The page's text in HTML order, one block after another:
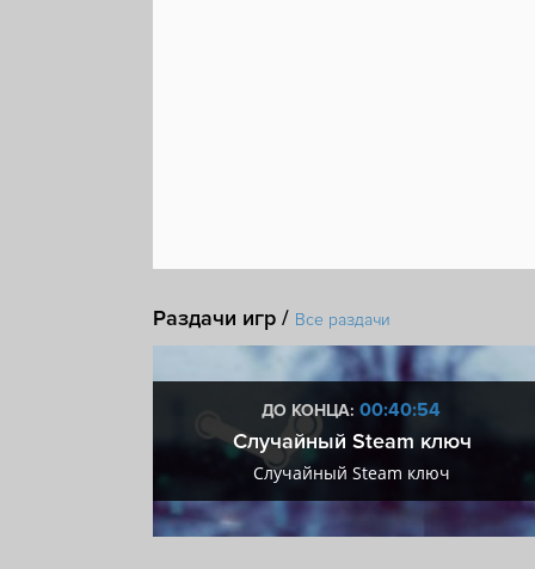
Раздачи игр / Все раздачи
ДО КОНЦА: 00:40:54
Случайный Steam ключ
Случайный Steam ключ